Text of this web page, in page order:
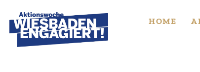
to
content
HOME